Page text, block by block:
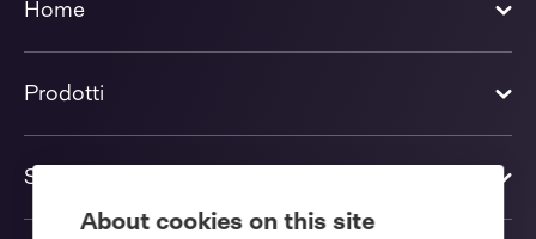
About cookies on this site
Home
Prodotti
Soluzioni